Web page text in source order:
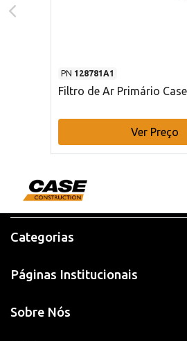
PN 128781A1
Filtro de Ar Primário Case
Ver Preço
Categorias
Páginas Institucionais
Sobre Nós